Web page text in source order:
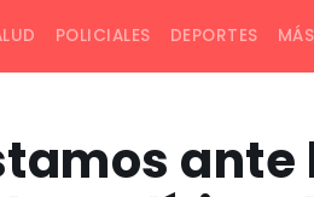
POLICIALES DEPORTES